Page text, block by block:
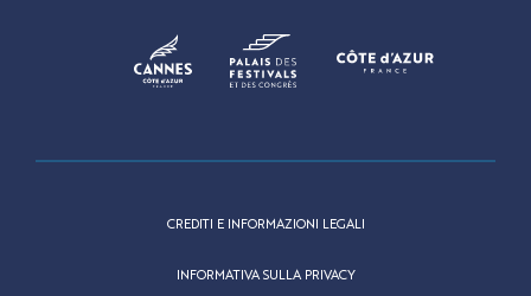
CREDITI E INFORMAZIONI LEGALI
INFORMATIVA SULLA PRIVACY